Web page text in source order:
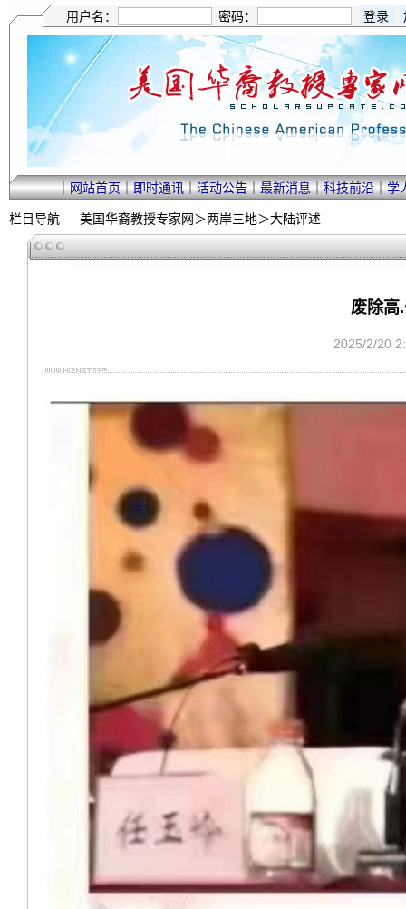
用户名： 密码：
｜网站首页｜即时通讯｜活动公告｜最新消息｜科技前沿｜学
栏目导航 — 美国华裔教授专家网＞两岸三地＞大陆评述
废除高
2025/2/20